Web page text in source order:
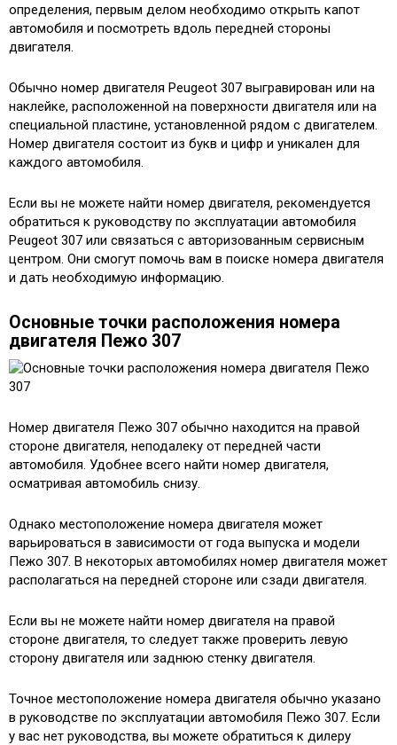
определения, первым делом необходимо открыть капот
автомобиля и посмотреть вдоль передней стороны
двигателя.
Обычно номер двигателя Peugeot 307 выгравирован или на
наклейке, расположенной на поверхности двигателя или на
специальной пластине, установленной рядом с двигателем.
Номер двигателя состоит из букв и цифр и уникален для
каждого автомобиля.
Если вы не можете найти номер двигателя, рекомендуется
обратиться к руководству по эксплуатации автомобиля
Peugeot 307 или связаться с авторизованным сервисным
центром. Они смогут помочь вам в поиске номера двигателя
и дать необходимую информацию.
Основные точки расположения номера
двигателя Пежо 307
Номер двигателя Пежо 307 обычно находится на правой
стороне двигателя, неподалеку от передней части
автомобиля. Удобнее всего найти номер двигателя,
осматривая автомобиль снизу.
Однако местоположение номера двигателя может
варьироваться в зависимости от года выпуска и модели
Пежо 307. В некоторых автомобилях номер двигателя может
располагаться на передней стороне или сзади двигателя.
Если вы не можете найти номер двигателя на правой
стороне двигателя, то следует также проверить левую
сторону двигателя или заднюю стенку двигателя.
Точное местоположение номера двигателя обычно указано
в руководстве по эксплуатации автомобиля Пежо 307. Если
у вас нет руководства, вы можете обратиться к дилеру